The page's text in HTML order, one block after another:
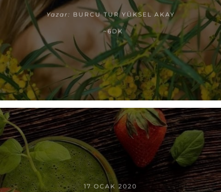
Yazar: BURCU TUR YÜKSEL AKAY
~6DK
17 OCAK 2020